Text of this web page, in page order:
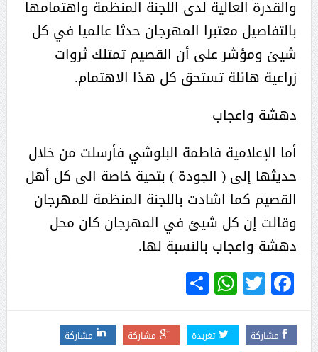
والقدرة العالية لدى اللجنة المنظمة واهتمامها
بالتفاصيل معتبرا المهرجان حدثا عالميا في كل
شيئ ومؤشر على أن القصيم تمتلك ثروات
زراعية هائلة تستحق كل هذا الاهتمام.
دهشة واعجاب
أما الإعلامية فاطمة البلوشي فأرسلت من خلال
حديثها إلى ( الجودة ) بتحية خاصة الى كل أهل
القصيم كما اشادت باللجنة المنظمة للمهرجان
وقالت إن كل شيئ في المهرجان كان محل
دهشة واعجاب بالنسبة لها.
Facebook
Twitter
WhatsApp
Share
مشاركة تغريدة مشاركة
مشاركة